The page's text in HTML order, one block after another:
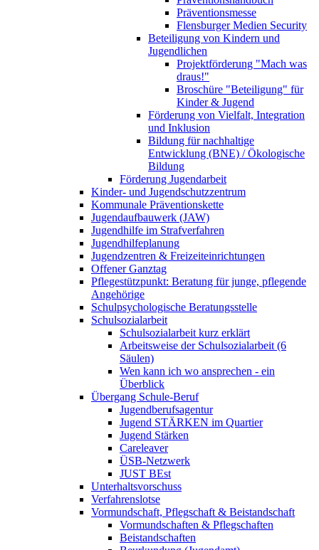
Präventionsmesse
Flensburger Medien Security
Beteiligung von Kindern und
Jugendlichen
Projektförderung "Mach was
draus!"
Broschüre "Beteiligung" für
Kinder & Jugend
Förderung von Vielfalt, Integration
und Inklusion
Bildung für nachhaltige
Entwicklung (BNE) / Ökologische
Bildung
Förderung Jugendarbeit
Kinder- und Jugendschutzzentrum
Kommunale Präventionskette
Jugendaufbauwerk (JAW)
Jugendhilfe im Strafverfahren
Jugendhilfeplanung
Jugendzentren & Freizeiteinrichtungen
Offener Ganztag
Pflegestützpunkt: Beratung für junge, pflegende
Angehörige
Schulpsychologische Beratungsstelle
Schulsozialarbeit
Schulsozialarbeit kurz erklärt
Arbeitsweise der Schulsozialarbeit (6
Säulen)
Wen kann ich wo ansprechen - ein
Überblick
Übergang Schule-Beruf
Jugendberufsagentur
Jugend STÄRKEN im Quartier
Jugend Stärken
Careleaver
ÜSB-Netzwerk
JUST BEst
Unterhaltsvorschuss
Verfahrenslotse
Vormundschaft, Pflegschaft & Beistandschaft
Vormundschaften & Pflegschaften
Beistandschaften